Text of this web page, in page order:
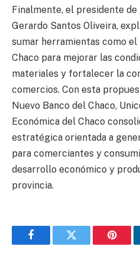
Finalmente, el presidente
Gerardo Santos Oliveira,
sumar herramientas como el
Chaco para mejorar las
materiales y fortalecer la
comercios. Con esta
Nuevo Banco del Chaco,
Económica del Chaco
estratégica orientada a
para comerciantes y
desarrollo económico y
provincia.
FacebookTwitter